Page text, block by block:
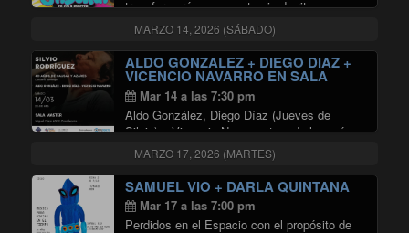
transformará en un santuario de ritmo y
magia. Gabsika, la fuerza creativa que
fusiona la elegancia del Soul con la crudeza
del Rap, presenta oficialmente su …
Continuar leyendo"Gabsika en Sala Master lanzando
MARZO 14, 2026 (SÁBADO)
ALDO GONZALEZ + DIEGO DIAZ +
VICENCIO NAVARRO EN SALA
MASTER
Mar 14 a las 7:30 pm
Aldo González, Diego Díaz (Jueves de
Silvio) y Vicencio Navarro, tres de los más
destacados intérpretes de la obra de SILVIO
RODRÍGUEZ en el circuito capitalino, se
reúnen en la SALA MASTER DE RADIO
UNIVERSIDAD …Continuar leyendo"ALDO
MARZO 17, 2026 (MARTES)
SAMUEL VIO + DARLA QUINTANA
Mar 17 a las 7:00 pm
Perdidos en el Espacio con el propósito de